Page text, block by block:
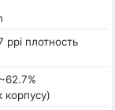
ppi плотность
корпусу)